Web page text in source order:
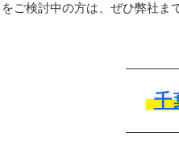
ご検討中の方は、ぜひ弊社ま
千